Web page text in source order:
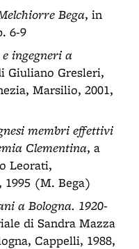
Bega, in
6-9
ingegneri a
Giuliano Gresleri,
Marsilio, 2001,
membri effettivi
Clementina, a
Leorati,
1995 (M. Bega)
a Bologna. 1920-
di Sandra Mazza
Cappelli, 1988,